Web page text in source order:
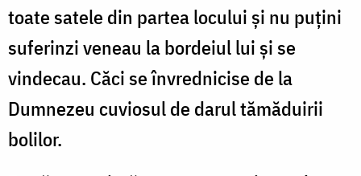
toate satele din partea locului şi nu puţini
suferinzi veneau la bordeiul lui şi se
vindecau. Căci se învrednicise de la
Dumnezeu cuviosul de darul tămăduirii
bolilor.